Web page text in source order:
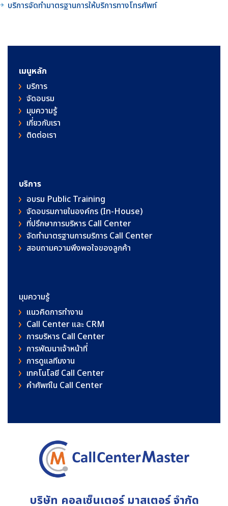
บริการจัดทำมาตรฐานการให้บริการทางโทรศัพท์
เมนูหลัก
บริการ
จัดอบรม
มุมความรู้
เกี่ยวกับเรา
ติดต่อเรา
บริการ
อบรม Public Training
จัดอบรมภายในองค์กร (In-House)
ที่ปรึกษาการบริหาร Call Center
จัดทำมาตรฐานการบริการ Call Center
สอบถามความพึงพอใจของลูกค้า
มุมความรู้
แนวคิดการทำงาน
Call Center และ CRM
การบริหาร Call Center
การพัฒนาเจ้าหน้าที่
การดูแลทีมงาน
เทคโนโลยี Call Center
คําศัพท์ใน Call Center
บริษัท คอลเซ็นเตอร์ มาสเตอร์ จำกัด